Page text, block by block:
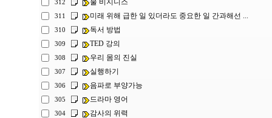
312 물 비지니스
311 미래 위해 급한 일 있더라도 중요한 일 간과해선 ...
310 독서 방법
309 TED 강의
308 우리 몸의 진실
307 실행하기
306 음파로 부양가능
305 드라마 영어
304 감사의 위력